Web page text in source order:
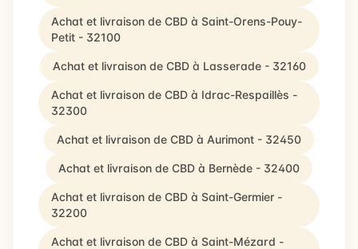
Achat et livraison de CBD à Saint-Orens-Pouy-
Petit - 32100
Achat et livraison de CBD à Lasserade - 32160
Achat et livraison de CBD à Idrac-Respaillès -
32300
Achat et livraison de CBD à Aurimont - 32450
Achat et livraison de CBD à Bernède - 32400
Achat et livraison de CBD à Saint-Germier -
32200
Achat et livraison de CBD à Saint-Mézard -